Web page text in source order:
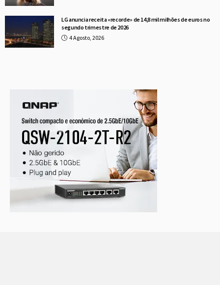
LG anuncia receita «recorde» de 14,8 mil milhões de euros no
segundo trimestre de 2026
4 Agosto, 2026